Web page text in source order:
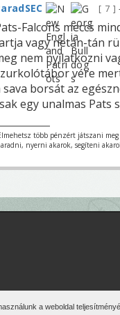
7
Falcons meccs
vagy netán-tán
nem nyilatkozni
vére
sava borsát az
egy unalmas Pats
több pénzért játszani
nyerni akarok, segíteni
a weboldal